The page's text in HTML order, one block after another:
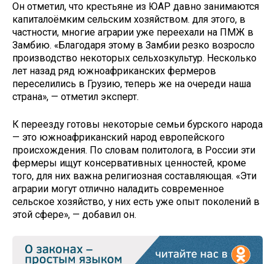
Он отметил, что крестьяне из ЮАР давно занимаются
капиталоёмким сельским хозяйством. для этого, в
частности, многие аграрии уже переехали на ПМЖ в
Замбию. «Благодаря этому в Замбии резко возросло
производство некоторых сельхозкультур. Несколько
лет назад ряд южноафриканских фермеров
переселились в Грузию, теперь же на очереди наша
страна», — отметил эксперт.
К переезду готовы некоторые семьи бурского народа
— это южноафриканский народ европейского
происхождения. По словам политолога, в России эти
фермеры ищут консервативных ценностей, кроме
того, для них важна религиозная составляющая. «Эти
аграрии могут отлично наладить современное
сельское хозяйство, у них есть уже опыт поколений в
этой сфере», — добавил он.